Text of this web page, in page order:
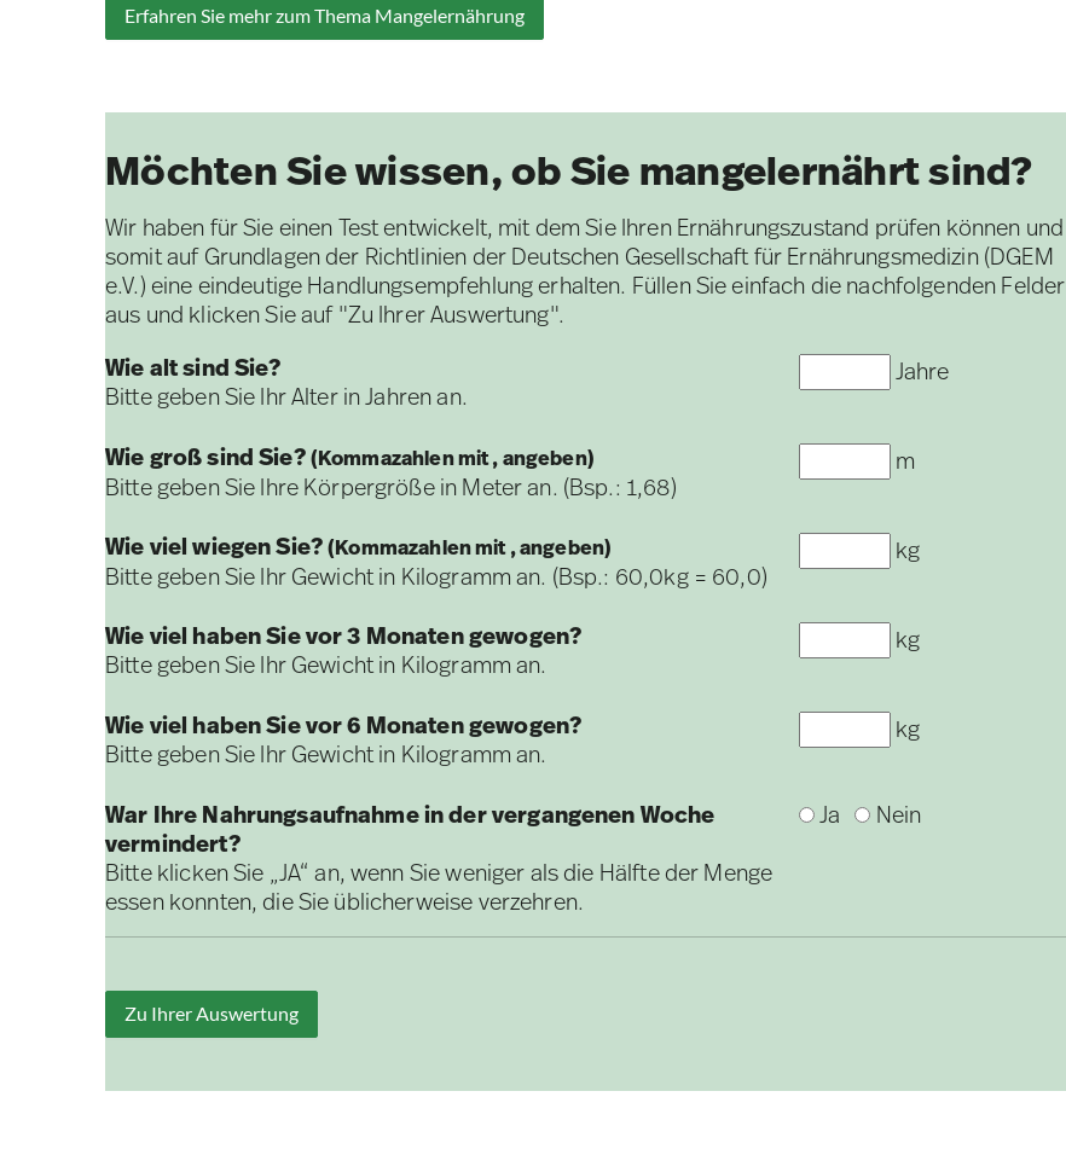
Erfahren Sie mehr zum Thema Mangelernährung
Möchten Sie wissen, ob Sie mangelernährt sind?
Wir haben für Sie einen Test entwickelt, mit dem Sie Ihren Ernährungszustand prüfen können und
somit auf Grundlagen der Richtlinien der Deutschen Gesellschaft für Ernährungsmedizin (DGEM
e.V.) eine eindeutige Handlungsempfehlung erhalten. Füllen Sie einfach die nachfolgenden Felder
aus und klicken Sie auf "Zu Ihrer Auswertung".
Wie alt sind Sie?
Bitte geben Sie Ihr Alter in Jahren an.
Jahre
Wie groß sind Sie?(Kommazahlen mit , angeben)
Bitte geben Sie Ihre Körpergröße in Meter an. (Bsp.: 1,68)
m
Wie viel wiegen Sie?(Kommazahlen mit , angeben)
Bitte geben Sie Ihr Gewicht in Kilogramm an. (Bsp.: 60,0kg = 60,0)
kg
Wie viel haben Sie vor 3 Monaten gewogen?
Bitte geben Sie Ihr Gewicht in Kilogramm an.
kg
Wie viel haben Sie vor 6 Monaten gewogen?
Bitte geben Sie Ihr Gewicht in Kilogramm an.
kg
War Ihre Nahrungsaufnahme in der vergangenen Woche
vermindert?
Bitte klicken Sie „JA“ an, wenn Sie weniger als die Hälfte der Menge
essen konnten, die Sie üblicherweise verzehren.
Ja Nein
Zu Ihrer Auswertung